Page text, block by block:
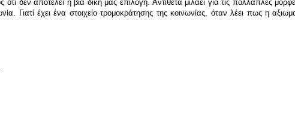
δεν αποτελεί η βία δική μας επιλογή. Αντίθετα μιλάει για τις πολλαπλές
Γιατί έχει ένα στοιχείο τρομοκράτησης της κοινωνίας, όταν λέει πως η